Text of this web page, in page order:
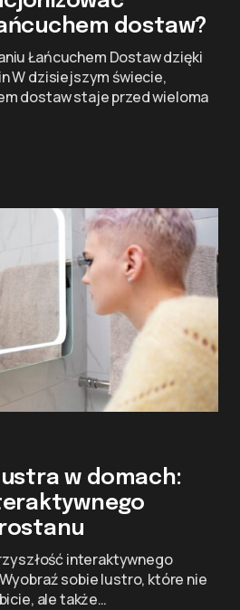
dostaw?
Łańcuchem Dostaw dzięki
W dzisiejszym świecie,
dostaw staje przed wieloma
w domach:
interaktywnego
sobie lustro, które nie
ale także…